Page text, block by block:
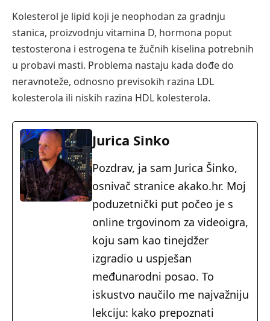
Kolesterol je lipid koji je neophodan za gradnju
stanica, proizvodnju vitamina D, hormona poput
testosterona i estrogena te žučnih kiselina potrebnih
u probavi masti. Problema nastaju kada dođe do
neravnoteže, odnosno previsokih razina LDL
kolesterola ili niskih razina HDL kolesterola.
Jurica Sinko
Pozdrav, ja sam Jurica Šinko,
osnivač stranice akako.hr. Moj
poduzetnički put počeo je s
online trgovinom za videoigra,
koju sam kao tinejdžer
izgradio u uspješan
međunarodni posao. To
iskustvo naučilo me najvažniju
lekciju: kako prepoznati